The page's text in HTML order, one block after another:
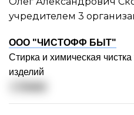
учредителем 3
ООО "ЧИСТОФФ БЫТ"
Стирка и химическая
изделий
500-
1000-